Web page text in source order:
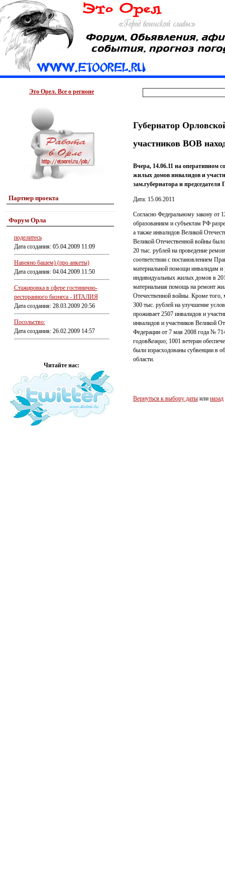
Это Орел. Все о регионе
Партнер проекта
Форум Орла
поделитесь
Дата создания: 05.04.2009 11:09
Навеяно башем) (про анкеты)
Дата создания: 04.04.2009 11:50
Стажировка в сфере гостинично-
ресторанного бизнеса - ИТАЛИЯ
Дата создания: 28.03.2009 20:56
Посольство:
Дата создания: 26.02.2009 14:57
Читайте нас:
Губернатор
участников ВОВ
Вчера, 14.06.11 на оперативном
жилых домов инвалидов и
зам.губернатора и
Дата: 15.06.2011
Согласно Федеральному закону
образованиям и субъектам РФ
а также инвалидов Великой
Великой Отечественной войны
20 тыс. рублей на проведение
соответствии с постановлением
материальной помощи инвалидам
индивидуальных жилых домов в
материальная помощь на ремонт
Отечественной войны. Кроме
300 тыс. рублей на улучшение
проживает 2507 инвалидов и
инвалидов и участников Великой
Федерации от 7 мая 2008 года №
годов&raquo; 1001 ветеран
были израсходованы субвенции в
области.
Вернуться к выбору даты или назад